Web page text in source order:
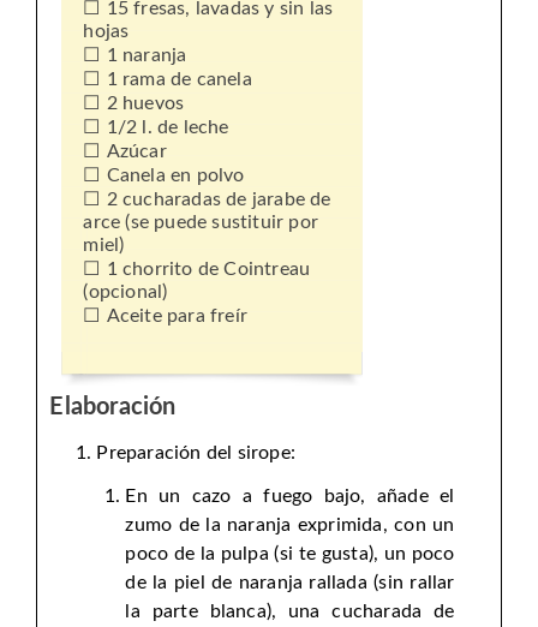
15 fresas, lavadas y sin las
hojas
1 naranja
1 rama de canela
2 huevos
1/2 l. de leche
Azúcar
Canela en polvo
2 cucharadas de jarabe de
arce (se puede sustituir por
miel)
1 chorrito de Cointreau
(opcional)
Aceite para freír
Elaboración
Preparación del sirope:
En un cazo a fuego bajo, añade el
zumo de la naranja exprimida, con un
poco de la pulpa (si te gusta), un poco
de la piel de naranja rallada (sin rallar
la parte blanca), una cucharada de